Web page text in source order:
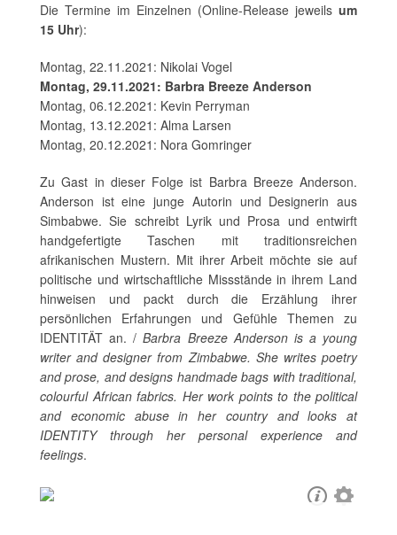
Die Termine im Einzelnen (Online-Release jeweils um
15 Uhr):
Montag, 22.11.2021: Nikolai Vogel
Montag, 29.11.2021: Barbra Breeze Anderson
Montag, 06.12.2021: Kevin Perryman
Montag, 13.12.2021: Alma Larsen
Montag, 20.12.2021: Nora Gomringer
Zu Gast in dieser Folge ist Barbra Breeze Anderson.
Anderson ist eine junge Autorin und Designerin aus
Simbabwe. Sie schreibt Lyrik und Prosa und entwirft
handgefertigte Taschen mit traditionsreichen
afrikanischen Mustern. Mit ihrer Arbeit möchte sie auf
politische und wirtschaftliche Missstände in ihrem Land
hinweisen und packt durch die Erzählung ihrer
persönlichen Erfahrungen und Gefühle Themen zu
IDENTITÄT an. /Barbra Breeze Anderson is a young
writer and designer from Zimbabwe. She writes poetry
and prose, and designs handmade bags with traditional,
colourful African fabrics. Her work points to the political
and economic abuse in her country and looks at
IDENTITY through her personal experience and
feelings.